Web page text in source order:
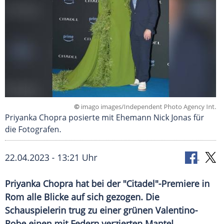
© imago images/Independent Photo Agency Int.
Priyanka Chopra posierte mit Ehemann Nick Jonas für
die Fotografen.
22.04.2023 - 13:21 Uhr
Priyanka Chopra hat bei der "Citadel"-Premiere in
Rom alle Blicke auf sich gezogen. Die
Schauspielerin trug zu einer grünen Valentino-